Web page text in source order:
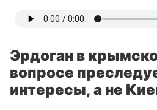
Эрдоган в
вопросе
интересы, а не